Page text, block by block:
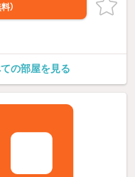
）
の部屋を見る